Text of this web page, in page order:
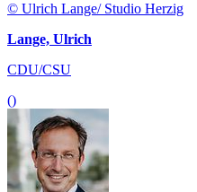
© Ulrich Lange/ Studio Herzig
Lange, Ulrich
CDU/CSU
()